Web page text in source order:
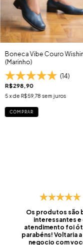
Boneca Vibe Couro
(Marinho)
(14)
R$298,90
5 x de R$59,78 sem juros
COMPRAR
Os produtos são
interessantes e
atendimento foi
parabéns! Voltaria
negocio com